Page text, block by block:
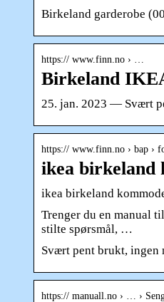
Birkeland garderobe
https:// www.finn.no › …
Birkeland
25. jan. 2023 — Svært
https:// www.finn.no › bap ›
ikea birkeland
ikea birkeland
Trenger du en manual
stilte spørsmål, …
Svært pent brukt, ingen
https:// manuall.no › … ›